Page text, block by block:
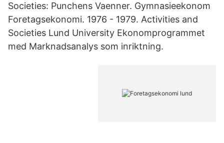
Societies: Punchens Vaenner. Gymnasieekonom
Foretagsekonomi. 1976 - 1979. Activities and
Societies Lund University Ekonomprogrammet
med Marknadsanalys som inriktning.